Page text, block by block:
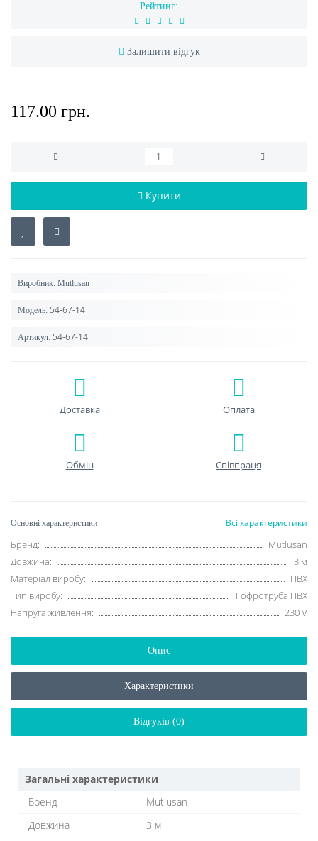
Рейтинг:
Залишити відгук
117.00 грн.
Купити
Виробник: Mutlusan
Модель: 54-67-14
Артикул: 54-67-14
Доставка Оплата
Обмін Співпраця
Основні характеристики Всі характеристики
Бренд:
Mutlusan
Довжина:
3 м
Матеріал виробу:
ПВХ
Тип виробу:
Гофротруба ПВХ
Напруга живлення:
230 V
Опис
Характеристики
Відгуків (0)
Загальні характеристики
Бренд
Mutlusan
Довжина
3 м